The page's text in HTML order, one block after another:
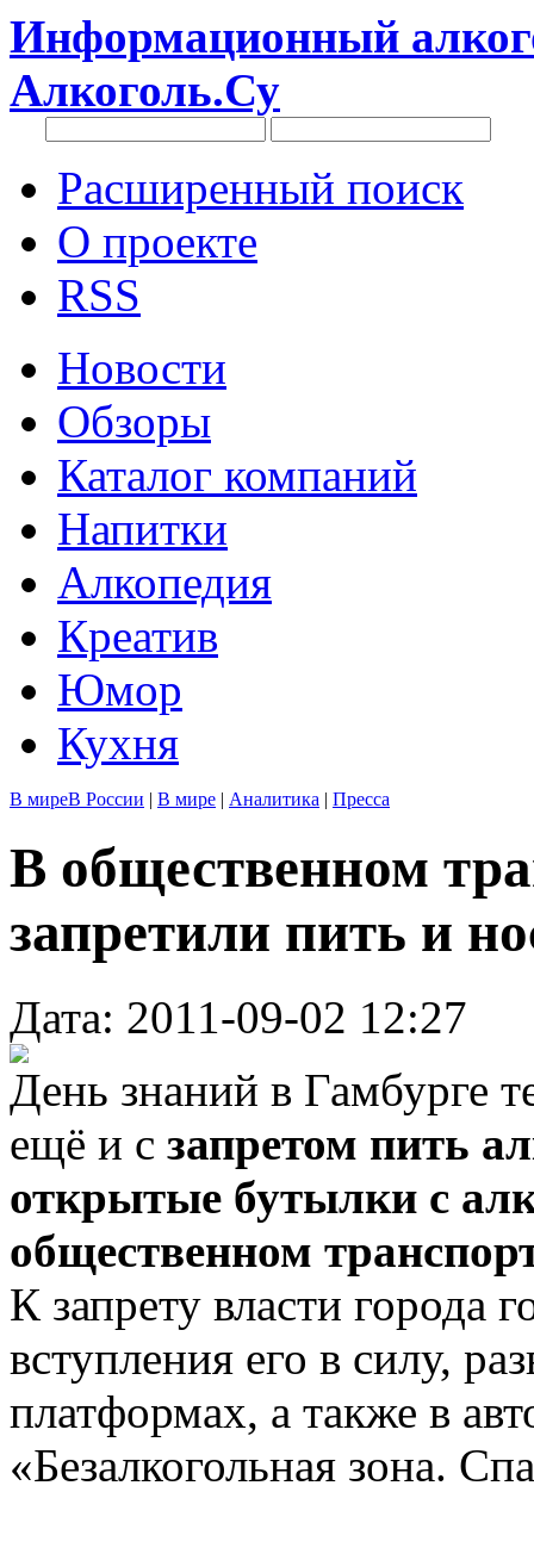
Информационный
Алкоголь.Су
Расширенный поиск
О проекте
RSS
Новости
Обзоры
Каталог компаний
Напитки
Алкопедия
Креатив
Юмор
Кухня
В миреВ России | В мире | Аналитика | Пресса
В общественном
запретили пить и
Дата: 2011-09-02 12:27
День знаний в Гамбурге
ещё и с запретом пить
открытые бутылки с
общественном
К запрету власти города
вступления его в силу,
платформах, а также в
«Безалкогольная зона.